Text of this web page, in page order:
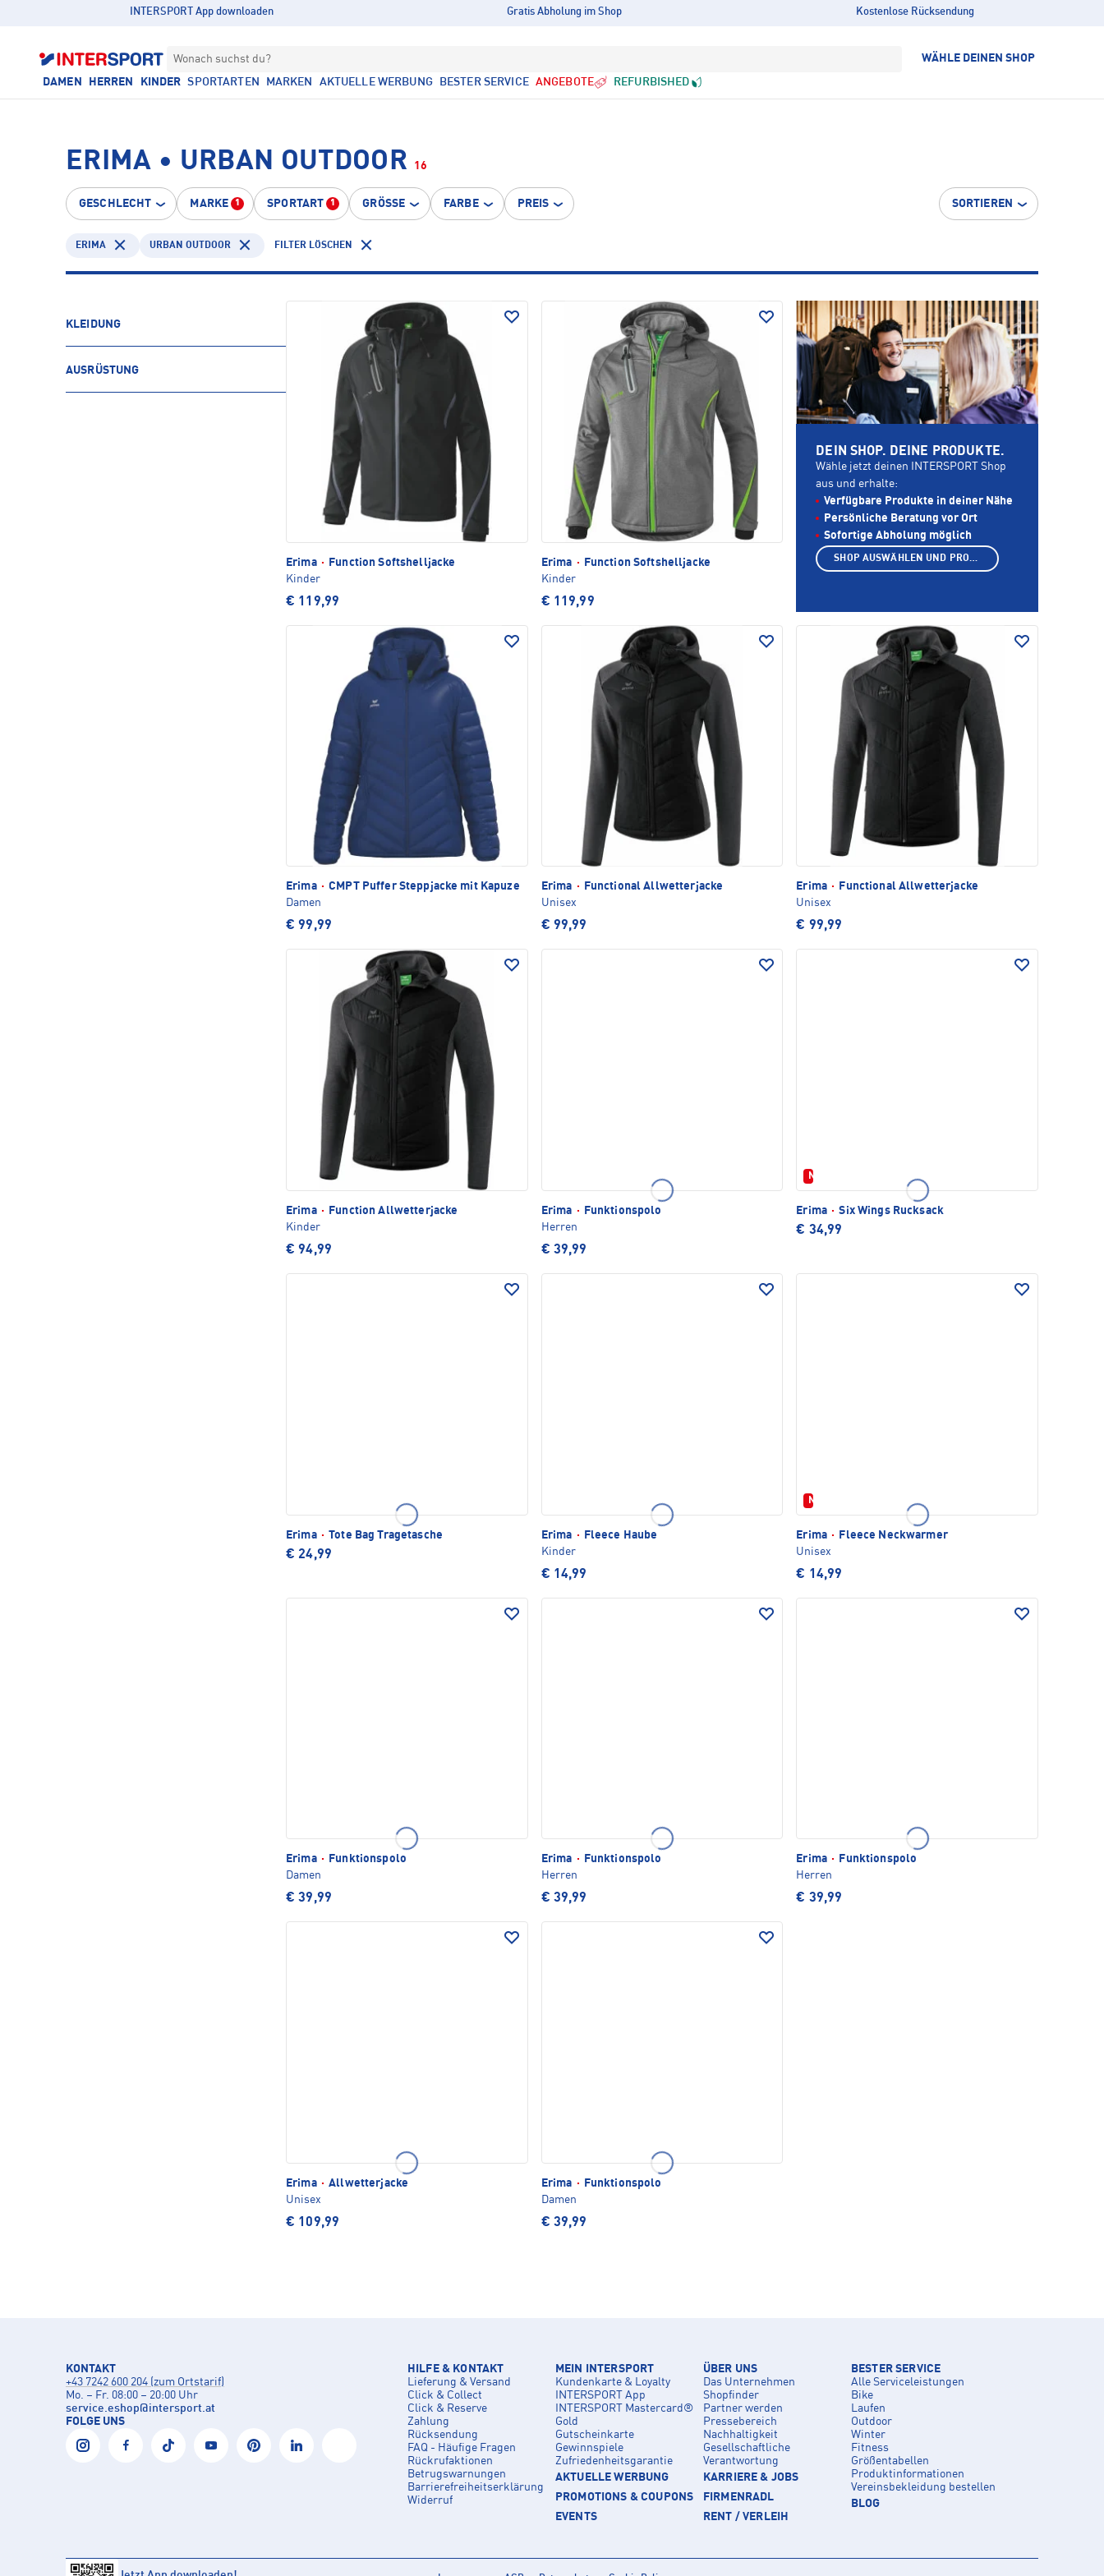
INTERSPORT App downloaden Gratis Abholung im Shop Kostenlose Rücksendung
Wonach suchst du? WÄHLE DEINEN SHOP
DAMEN HERREN KINDER SPORTARTEN MARKEN AKTUELLE WERBUNG BESTER SERVICE ANGEBOTE REFURBISHED
ERIMA • URBAN OUTDOOR 16
GESCHLECHT MARKE 1 SPORTART 1 GRÖSSE FARBE PREIS SORTIEREN
ERIMA URBAN OUTDOOR FILTER LÖSCHEN
KLEIDUNG
AUSRÜSTUNG
Erima ·
Function Softshelljacke
Kinder
€ 119,99
Erima ·
Function Softshelljacke
Kinder
€ 119,99
Erima · CMPT Puffer Steppjacke mit Kapuze
Damen
€ 99,99
Erima ·
Functional Allwetterjacke
Unisex
€ 99,99
Erima ·
Functional Allwetterjacke
Unisex
€ 99,99
Erima ·
Function Allwetterjacke
Kinder
€ 94,99
Erima ·
Funktionspolo
Herren
€ 39,99
Neu
Erima · Six Wings Rucksack
€ 34,99
Erima · Tote Bag Tragetasche
€ 24,99
Erima ·
Fleece Haube
Kinder
€ 14,99
Neu
Erima ·
Fleece Neckwarmer
Unisex
€ 14,99
Erima ·
Funktionspolo
Damen
€ 39,99
Erima ·
Funktionspolo
Herren
€ 39,99
Erima ·
Funktionspolo
Herren
€ 39,99
Erima · Allwetterjacke
Unisex
€ 109,99
Erima ·
Funktionspolo
Damen
€ 39,99
DEIN SHOP. DEINE PRODUKTE.
Wähle jetzt deinen INTERSPORT Shop
aus und erhalte:
Verfügbare Produkte in deiner Nähe
Persönliche Beratung vor Ort
Sofortige Abholung möglich
SHOP AUSWÄHLEN UND PRODUKTE ANZEIGEN
KONTAKT
+43 7242 600 204 (zum Ortstarif)
Mo. – Fr. 08:00 – 20:00 Uhr
service.eshop@intersport.at
FOLGE UNS
HILFE & KONTAKT
Lieferung & Versand
Click & Collect
Click & Reserve
Zahlung
Rücksendung
FAQ - Häufige Fragen
Rückrufaktionen
Betrugswarnungen
Barrierefreiheitserklärung
Widerruf
MEIN INTERSPORT
Kundenkarte & Loyalty
INTERSPORT App
INTERSPORT Mastercard®
Gold
Gutscheinkarte
Gewinnspiele
Zufriedenheitsgarantie
AKTUELLE WERBUNG
PROMOTIONS & COUPONS
EVENTS
ÜBER UNS
Das Unternehmen
Shopfinder
Partner werden
Pressebereich
Nachhaltigkeit
Gesellschaftliche
Verantwortung
KARRIERE & JOBS
FIRMENRADL
RENT / VERLEIH
BESTER SERVICE
Alle Serviceleistungen
Bike
Laufen
Outdoor
Winter
Fitness
Größentabellen
Produktinformationen
Vereinsbekleidung bestellen
BLOG